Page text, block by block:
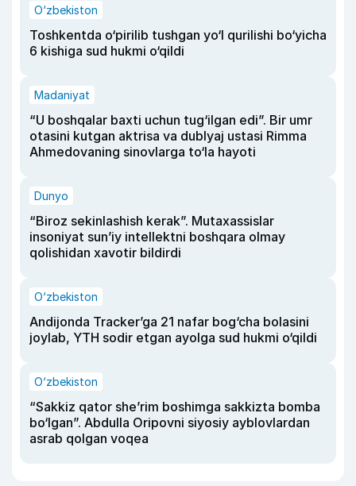
O‘zbekiston
Toshkentda o‘pirilib tushgan yo‘l qurilishi bo‘yicha
6 kishiga sud hukmi o‘qildi
Madaniyat
“U boshqalar baxti uchun tug‘ilgan edi”. Bir umr
otasini kutgan aktrisa va dublyaj ustasi Rimma
Ahmedovaning sinovlarga to‘la hayoti
Dunyo
“Biroz sekinlashish kerak”. Mutaxassislar
insoniyat sun’iy intellektni boshqara olmay
qolishidan xavotir bildirdi
O‘zbekiston
Andijonda Tracker’ga 21 nafar bog‘cha bolasini
joylab, YTH sodir etgan ayolga sud hukmi o‘qildi
O‘zbekiston
“Sakkiz qator she’rim boshimga sakkizta bomba
bo‘lgan”. Abdulla Oripovni siyosiy ayblovlardan
asrab qolgan voqea